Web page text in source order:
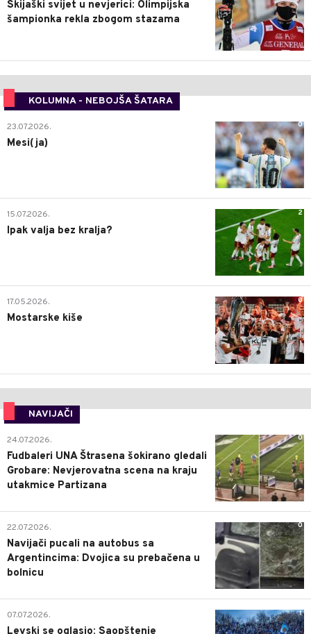
Skijaški svijet u nevjerici: Olimpijska
šampionka rekla zbogom stazama
KOLUMNA - NEBOJŠA ŠATARA
0
23.07.2026.
Mesi(ja)
2
15.07.2026.
Ipak valja bez kralja?
0
17.05.2026.
Mostarske kiše
NAVIJAČI
0
24.07.2026.
Fudbaleri UNA Štrasena šokirano gledali
Grobare: Nevjerovatna scena na kraju
utakmice Partizana
0
22.07.2026.
Navijači pucali na autobus sa
Argentincima: Dvojica su prebačena u
bolnicu
1
07.07.2026.